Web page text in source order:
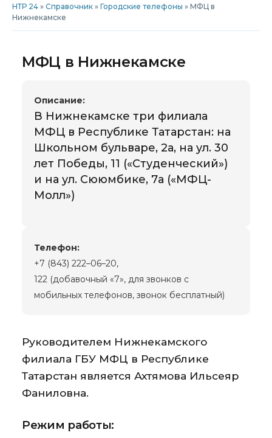
НТР 24 » Справочник » Городские телефоны » МФЦ в
Нижнекамске
МФЦ в Нижнекамске
Описание:
В Нижнекамске три филиала
МФЦ в Республике Татарстан: на
Школьном бульваре, 2а, на ул. 30
лет Победы, 11 («Студенческий»)
и на ул. Сююмбике, 7а («МФЦ-
Молл»)
Телефон:
+7 (843) 222–06–20,
122 (добавочный «7», для звонков с
мобильных телефонов, звонок бесплатный)
Руководителем Нижнекамского
филиала ГБУ МФЦ в Республике
Татарстан является Ахтямова Ильсеяр
Фаниловна.
Режим работы: